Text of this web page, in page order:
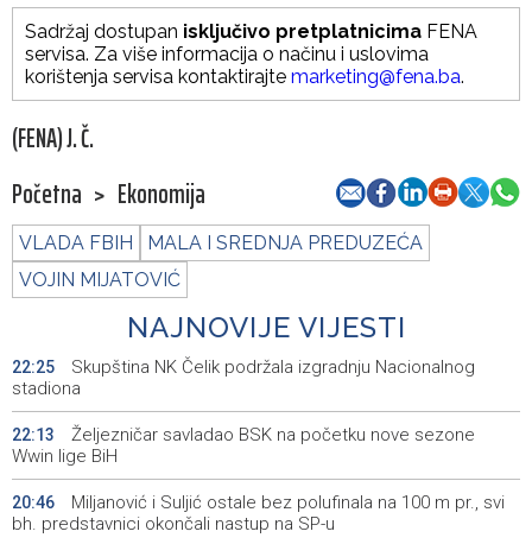
Sadržaj dostupan isključivo pretplatnicima FENA
servisa. Za više informacija o načinu i uslovima
korištenja servisa kontaktirajte marketing@fena.ba.
(FENA) J. Č.
Početna > Ekonomija
VLADA FBIH
MALA I SREDNJA PREDUZEĆA
VOJIN MIJATOVIĆ
NAJNOVIJE VIJESTI
22:25
Skupština NK Čelik podržala izgradnju Nacionalnog
stadiona
22:13
Željezničar savladao BSK na početku nove sezone
Wwin lige BiH
20:46
Miljanović i Suljić ostale bez polufinala na 100 m pr., svi
bh. predstavnici okončali nastup na SP-u